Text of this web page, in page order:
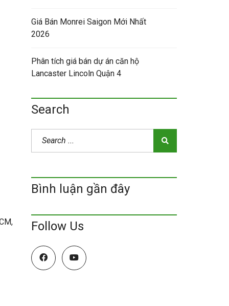
Giá Bán Monrei Saigon Mới Nhất
2026
Phân tích giá bán dự án căn hộ
Lancaster Lincoln Quận 4
Search
Bình luận gần đây
Follow Us